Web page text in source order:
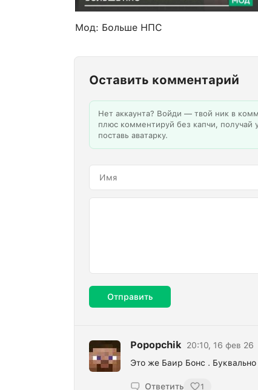
Мод: Больше НПС
Оставить комментарий
Нет аккаунта? Войди — твой ник в
плюс комментируй без капчи, получай
поставь аватарку.
Отправить
Popopchik
20:10, 16 фев 26
Это же Баир Бонс .
Ответить 1